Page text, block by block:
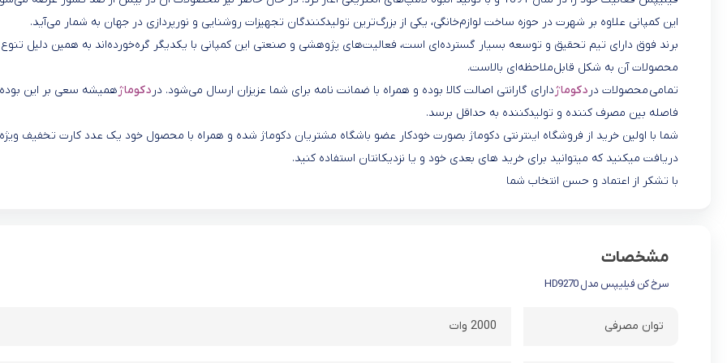
این کمپانی علاوه بر شهرت در حوزه ساخت لوازم‌خانگی، یکی از بزرگ‌ترین تولیدکنندگان تجهیزات روشنایی و نورپردازی در جهان به شمار می‌آید.
برند فوق دارای تیم تحقیق و توسعه بسیار گسترده‌ای است، فعالیت‌های پژوهشی و صنعتی این کمپانی با یکدیگر گره‌خورده‌اند به همین دلیل تنوع
محصولات آن به شکل قابل‌ملاحظه‌ای بالاست.
تمامی محصولات در دکوماژدارای گارانتی اصالت کالا بوده و همراه با ضمانت نامه برای شما عزیزان ارسال می‌شود. در دکوماژهمیشه سعی بر این بوده
فاصله بین مصرف کننده و تولیدکننده به حداقل برسد.
شما با اولین خرید از فروشگاه اینترنتی دکوماژ بصورت خودکار عضو باشگاه مشتریان دکوماژ شده و همراه با محصول خود یک عدد کارت تخفیف ویژه
دریافت میکنید که میتوانید برای خرید های بعدی خود و یا نزدیکانتان استفاده کنید.
با تشکر از اعتماد و حسن انتخاب شما
مشخصات
سرخ کن فیلیپس مدل HD9270
توان مصرفی 2000 وات